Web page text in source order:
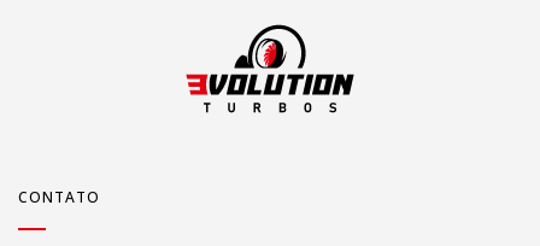
CONTATO